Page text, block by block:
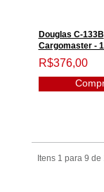
Douglas C-133B
Cargomaster -
R$376,00
Itens 1 para 9 de